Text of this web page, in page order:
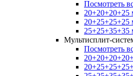
Посмотреть
20+20+20+25
20+25+25+25
25+25+35+35
Мультисплит-
Посмотреть